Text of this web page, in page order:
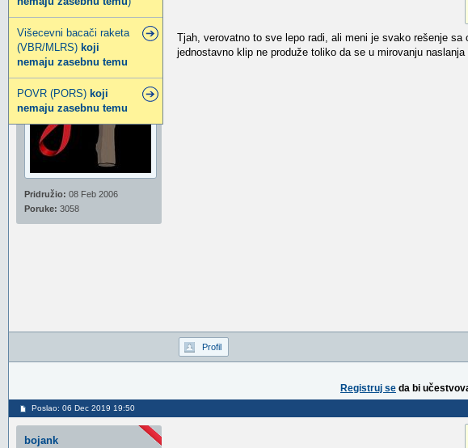
Višecevni bacači raketa
(VBR/MLRS) koji
nemaju zasebnu temu
POVR (PORS) koji
nemaju zasebnu temu
kuntalo
Pridružio: 08 Feb 2006
Poruke: 3058
Tjah, verovatno to sve lepo radi, ali meni je svako rešenje
jednostavno klip ne produže toliko da se u mirovanju
Profil
Registruj se da bi
Poslao: 06 Dec 2019 19:50
bojank